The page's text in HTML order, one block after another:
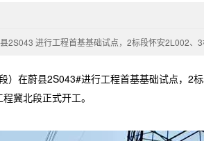
2S043 进行工程首基基础试点，2标段怀安2L002、
）在蔚县2S043#进行工程首基基础试点，2
冀北段正式开工。